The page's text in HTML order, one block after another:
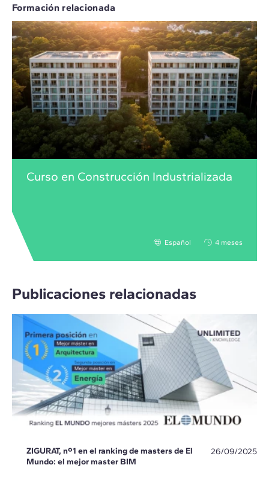
Formación relacionada
Curso en Construcción Industrializada
Español 4 meses
Publicaciones relacionadas
ZIGURAT, nº1 en el ranking de masters de El
Mundo: el mejor master BIM
26/09/2025